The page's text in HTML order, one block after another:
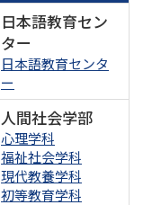
日本語教育セン
ター
日本語教育センタ
ー
人間社会学部
心理学科
福祉社会学科
現代教養学科
初等教育学科